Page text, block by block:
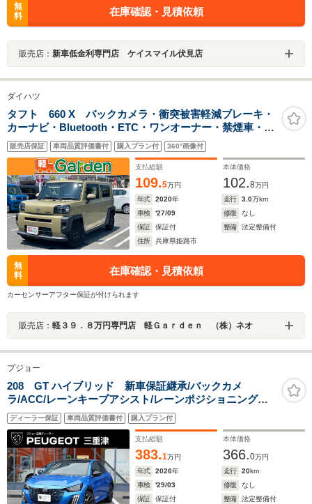
無
料
在庫確認・見積依頼
販売店： 新車低金利専門店 ケイスマイル伏見店
ダイハツ
タフト 660 X バックカメラ・衝突被害軽減ブレーキ・
カーナビ・Bluetooth・ETC・ワンオーナー・禁煙車・フ
ルセグTV・CD/DVD再生・スマートキー&プッシュスター
ト・ベンチシート・ルームクリーニング
販売店保証 車両品質評価書付 購入プラン付 360°画像付
支払総額
109.5万円
本体価格
102.8万円
年式
2020年 走行 3.0万km
車検
'27/09 修復
なし
保証
保証付 整備
法定整備付
住所
兵庫県姫路市
無
料
在庫確認・見積依頼
カーセンサーアフター保証が付けられます
販売店： 軽３９．８万円専門店 軽Ｇａｒｄｅｎ （株）ネオ
プジョー
208 GT ハイブリッド 新車保証継承/バックカメ
ラ/ACC/レーンキープアシスト/レーンポジショニングア
シスト/ブラインドスポットモニター/LEDヘッドライト/フ
ロント・バックソナー/アップルカープレイ/アンドロイド
オート
ディーラー保証 車両品質評価書付 購入プラン付
支払総額
383.1万円
本体価格
366.0万円
年式
2026年 走行 20km
車検
'29/03 修復
なし
保証
保証付 整備
法定整備付